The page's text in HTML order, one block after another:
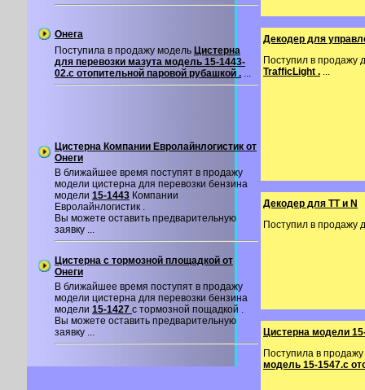
Онега
Поступила в продажу модель Цистерна
для перевозки мазута модель 15-1443-
02.с отопительной паровой рубашкой . ...
Цистерна Компании Евролайнлогистик от
Онеги
В ближайшее время поступят в продажу
модели цистерна для перевозки бензина
модели 15-1443 Компании
Евролайнлогистик .
Вы можете оставить предварительную
заявку ...
Цистерна с тормозной площадкой от
Онеги
В ближайшее время поступят в продажу
модели цистерна для перевозки бензина
модели 15-1427 с тормозной пощадкой .
Вы можете оставить предварительную
заявку ...
Декодер для
Поступил в продажу
TrafficLight . ...
Декодер для TT и N
Поступил в продажу
Цистерна модели
Поступила в
модель 15-1547.с